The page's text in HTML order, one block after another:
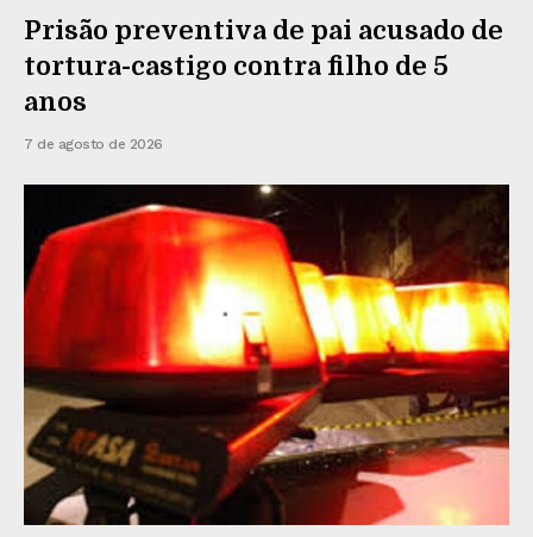
Prisão preventiva de pai acusado de
tortura-castigo contra filho de 5
anos
7 de agosto de 2026